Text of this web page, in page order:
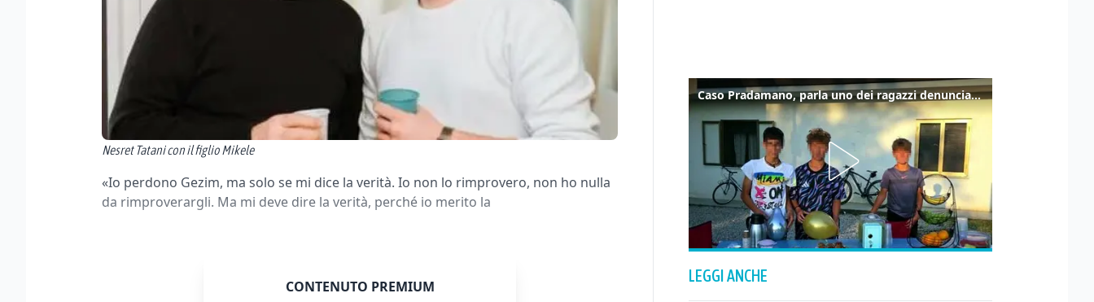
Nesret Tatani con il figlio Mikele
«Io perdono Gezim, ma solo se mi dice la verità. Io non lo rimprovero, non ho nulla
da rimproverargli. Ma mi deve dire la verità, perché io merito la
CONTENUTO PREMIUM
Caso Pradamano, parla uno dei ragazzi denunciati per la limonata: "Volevo anche aiutare i miei"
LEGGI ANCHE